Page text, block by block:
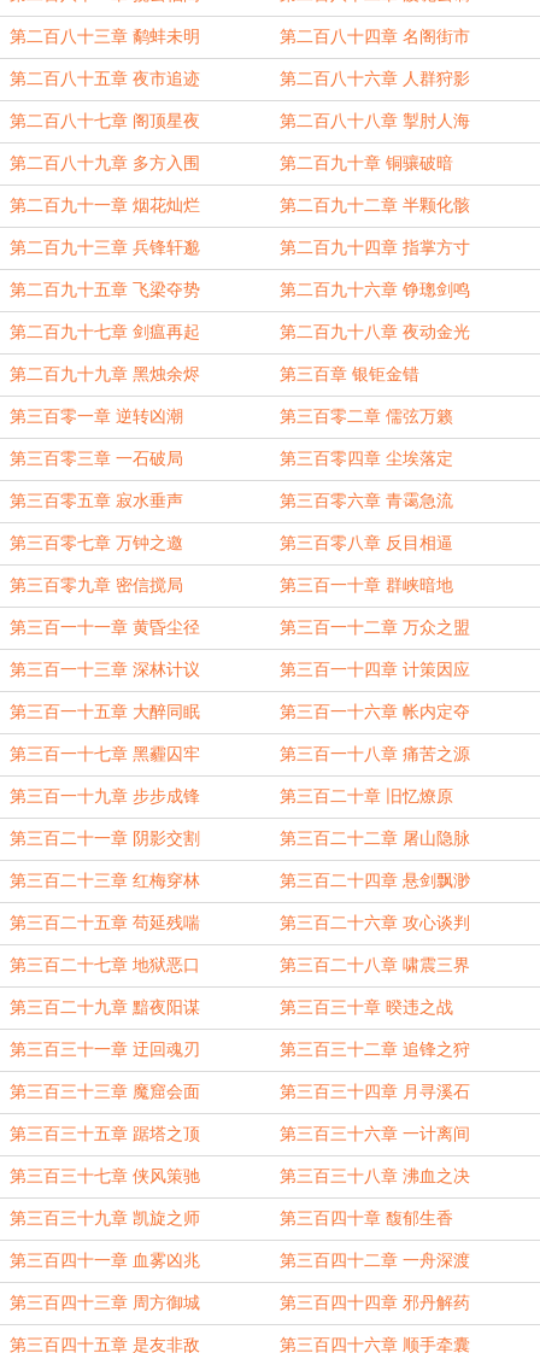
第二百八十三章 鹬蚌未明 第二百八十四章 名阁街市
第二百八十五章 夜市追迹 第二百八十六章 人群狩影
第二百八十七章 阁顶星夜 第二百八十八章 掣肘人海
第二百八十九章 多方入围 第二百九十章 铜骧破暗
第二百九十一章 烟花灿烂 第二百九十二章 半颗化骸
第二百九十三章 兵锋轩邈 第二百九十四章 指掌方寸
第二百九十五章 飞梁夺势 第二百九十六章 铮璁剑鸣
第二百九十七章 剑瘟再起 第二百九十八章 夜动金光
第二百九十九章 黑烛余烬 第三百章 银钜金错
第三百零一章 逆转凶潮 第三百零二章 儒弦万籁
第三百零三章 一石破局 第三百零四章 尘埃落定
第三百零五章 寂水垂声 第三百零六章 青霭急流
第三百零七章 万钟之邀 第三百零八章 反目相逼
第三百零九章 密信搅局 第三百一十章 群峡暗地
第三百一十一章 黄昏尘径 第三百一十二章 万众之盟
第三百一十三章 深林计议 第三百一十四章 计策因应
第三百一十五章 大醉同眠 第三百一十六章 帐内定夺
第三百一十七章 黑霾囚牢 第三百一十八章 痛苦之源
第三百一十九章 步步成锋 第三百二十章 旧忆燎原
第三百二十一章 阴影交割 第三百二十二章 屠山隐脉
第三百二十三章 红梅穿林 第三百二十四章 悬剑飘渺
第三百二十五章 苟延残喘 第三百二十六章 攻心谈判
第三百二十七章 地狱恶口 第三百二十八章 啸震三界
第三百二十九章 黯夜阳谋 第三百三十章 暌违之战
第三百三十一章 迂回魂刃 第三百三十二章 追锋之狩
第三百三十三章 魔窟会面 第三百三十四章 月寻溪石
第三百三十五章 踞塔之顶 第三百三十六章 一计离间
第三百三十七章 侠风策驰 第三百三十八章 沸血之决
第三百三十九章 凯旋之师 第三百四十章 馥郁生香
第三百四十一章 血雾凶兆 第三百四十二章 一舟深渡
第三百四十三章 周方御城 第三百四十四章 邪丹解药
第三百四十五章 是友非敌 第三百四十六章 顺手牵囊